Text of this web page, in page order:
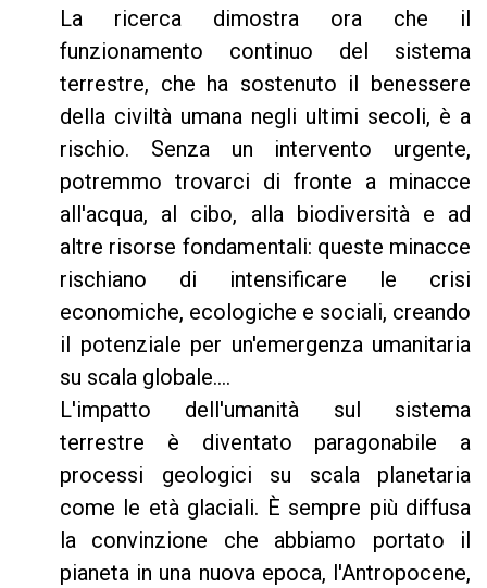
La ricerca dimostra ora che il
funzionamento continuo del sistema
terrestre, che ha sostenuto il benessere
della civiltà umana negli ultimi secoli, è a
rischio. Senza un intervento urgente,
potremmo trovarci di fronte a minacce
all'acqua, al cibo, alla biodiversità e ad
altre risorse fondamentali: queste minacce
rischiano di intensificare le crisi
economiche, ecologiche e sociali, creando
il potenziale per un'emergenza umanitaria
su scala globale....
L'impatto dell'umanità sul sistema
terrestre è diventato paragonabile a
processi geologici su scala planetaria
come le età glaciali. È sempre più diffusa
la convinzione che abbiamo portato il
pianeta in una nuova epoca, l'Antropocene,